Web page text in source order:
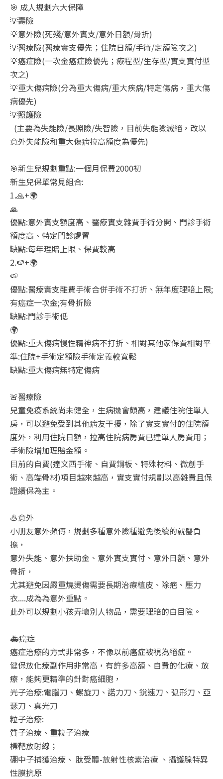
🎯 成人規劃六大保障
💡壽險
💡意外險(死殘/意外實支/意外日額/骨折)
💡醫療險(醫療實支優先；住院日額/手術/定額險次之)
💡癌症險(一次金癌症險優先；療程型/生存型/實支實付型
次之)
💡重大傷病險(分為重大傷病/重大疾病/特定傷病，重大傷
病優先)
💡照護險
(主要為失能險/長照險/失智險，目前失能險滅絕，改以
意外失能險和重大傷病拉高額度為優先)
🎯新生兒規劃重點:一個月保費2000初
新生兒保單常見組合:
1.🙏+🌍
🙏
優點:意外實支額度高、醫療實支雜費手術分開、門診手術
額度高、特定門診處置
缺點:每年理賠上限、保費較高
2.🍉+🌍
🍉
優點:醫療實支雜費手術合併手術不打折、無年度理賠上限;
有癌症一次金;有骨折險
缺點:門診手術低
🌍
優點:重大傷病慢性精神病不打折、相對其他家保費相對平
準:住院+手術定額險手術定義較寬鬆
缺點:重大傷病無特定傷病
🚨醫療險
兒童免疫系統尚未健全，生病機會頗高，建議住院住單人
房，可以避免受到其他病友干擾，除了實支實付的住院額
度外，利用住院日額，拉高住院病房費已達單人房費用；
手術險增加理賠金額。
目前的自費(達文西手術、自費鋼板、特殊材料、微創手
術、高端骨材)項目越來越高，實支實付規劃以高雜費且保
證續保為主。
♨️意外
小朋友意外頻傳，規劃多種意外險種避免後續的就醫負
擔，
意外失能、意外扶助金、意外實支實付、意外日額、意外
骨折，
尤其避免因嚴重燒燙傷需要長期治療植皮、除疤、壓力
衣....成為為意外重點。
此外可以規劃小孩弄壞別人物品，需要理賠的白目險。
🚑癌症
癌症治療的方式非常多，不像以前癌症被視為絕症。
健保放化療副作用非常高，有許多高額、自費的化療、放
療，能夠更精準的針對癌細胞，
光子治療:電腦刀、螺旋刀、諾力刀、銳速刀、弧形刀、亞
瑟刀、真光刀
粒子治療:
質子治療、重粒子治療
標靶放射線；
硼中子捕獲治療、 肽受體-放射性核素治療 、攝護腺特異
性膜抗原